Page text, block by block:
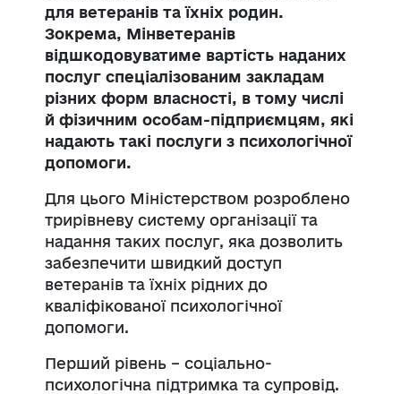
для ветеранів та їхніх родин.
Зокрема, Мінветеранів
відшкодовуватиме вартість наданих
послуг спеціалізованим закладам
різних форм власності, в тому числі
й фізичним особам-підприємцям, які
надають такі послуги з психологічної
допомоги.
Для цього Міністерством розроблено
трирівневу систему організації та
надання таких послуг, яка дозволить
забезпечити швидкий доступ
ветеранів та їхніх рідних до
кваліфікованої психологічної
допомоги.
Перший рівень – соціально-
психологічна підтримка та супровід.